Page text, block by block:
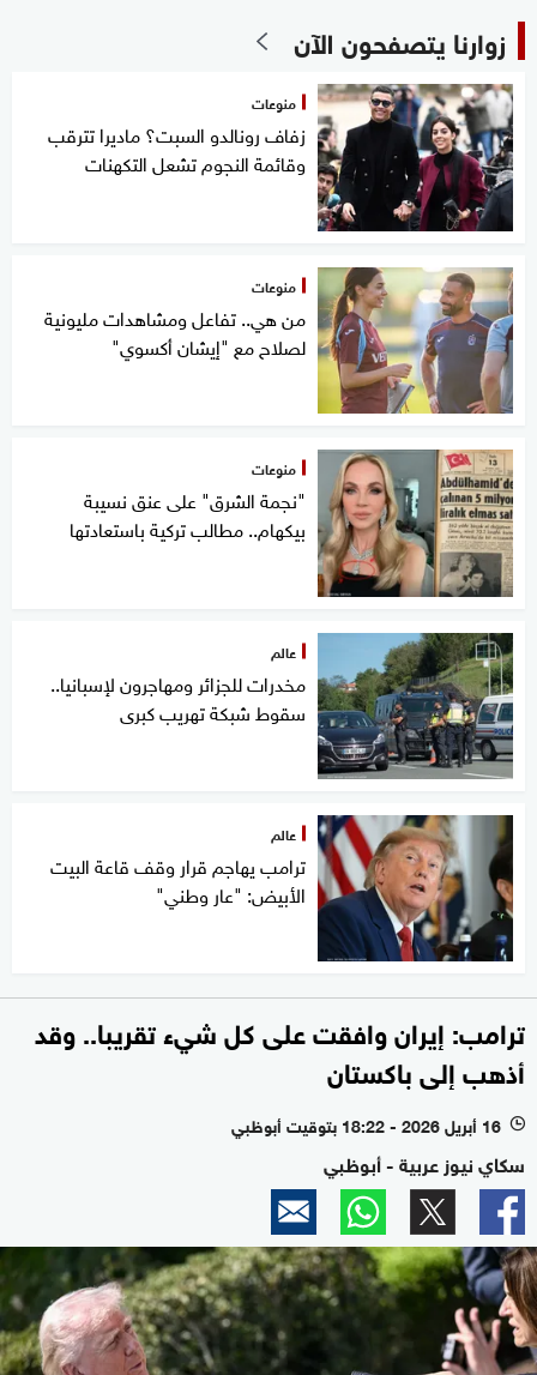
زوارنا يتصفحون الآن
منوعات
زفاف رونالدو السبت؟ ماديرا تترقب
وقائمة النجوم تشعل التكهنات
منوعات
من هي.. تفاعل ومشاهدات مليونية
لصلاح مع "إيشان أكسوي"
منوعات
"نجمة الشرق" على عنق نسيبة
بيكهام.. مطالب تركية باستعادتها
عالم
مخدرات للجزائر ومهاجرون لإسبانيا..
سقوط شبكة تهريب كبرى
عالم
ترامب يهاجم قرار وقف قاعة البيت
الأبيض: "عار وطني"
ترامب: إيران وافقت على كل شيء تقريبا.. وقد
أذهب إلى باكستان
l 16 أبريل 2026 - 18:22 بتوقيت أبوظبي
سكاي نيوز عربية - أبوظبي